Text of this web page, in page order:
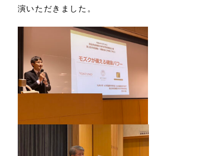
演いただきました。